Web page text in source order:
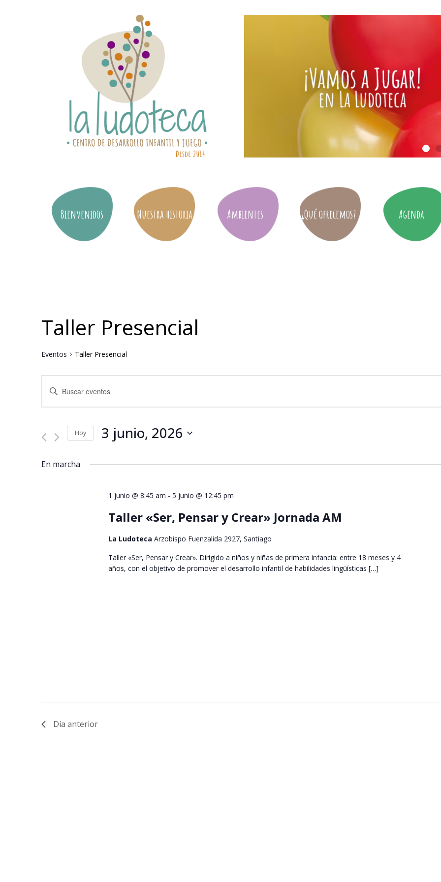
Bienvenidos Nuestra historia Ambientes ¿Qué ofrecemos? Agenda
Taller Presencial
Eventos Taller Presencial
Navegación
de
y
de
Introduce
clave.
Eventos
para
la
Hoy 3 junio, 2026
En marcha
1 junio @ 8:45 am - 5 junio @ 12:45 pm
Taller «Ser, Pensar y Crear» Jornada AM
La Ludoteca Arzobispo Fuenzalida 2927, Santiago
Taller «Ser, Pensar y Crear». Dirigido a niños y niñas de primera infancia: entre 18 meses y 4
años, con el objetivo de promover el desarrollo infantil de habilidades lingüísticas […]
Día anterior